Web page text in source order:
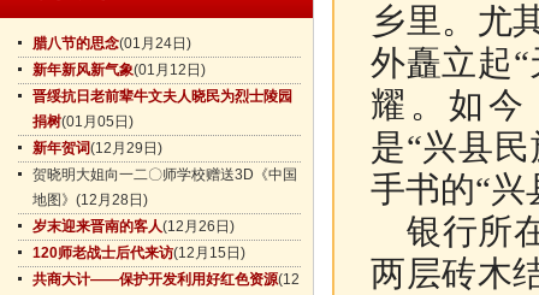
腊八节的思念(01月24日)
新年新风新气象(01月12日)
晋绥抗日老前辈牛文夫人晓民为烈士陵园
捐树(01月05日)
新年贺词(12月29日)
贺晓明大姐向一二〇师学校赠送3D《中国
地图》 (12月28日)
岁末迎来晋南的客人(12月26日)
120师老战士后代来访(12月15日)
共商大计——保护开发利用好红色资源(12
乡里。尤
外矗立起
耀。如今
是“兴县
手书的“兴
银行所
两层砖木